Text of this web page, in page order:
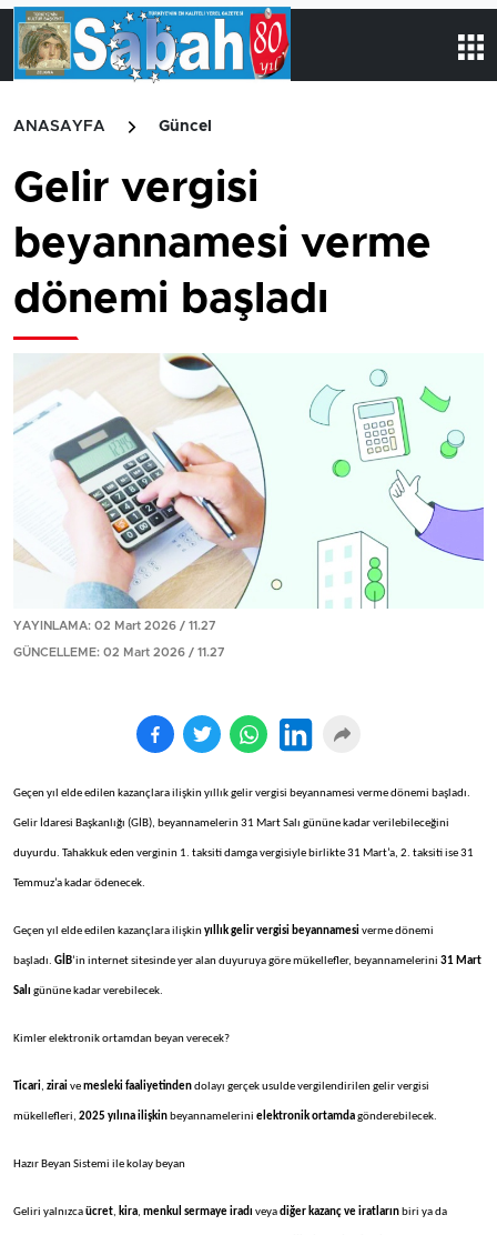
ANASAYFA Güncel
Gelir vergisi
beyannamesi verme
dönemi başladı
YAYINLAMA: 02 Mart 2026 / 11.27
GÜNCELLEME: 02 Mart 2026 / 11.27
Geçen yıl elde edilen kazançlara ilişkin yıllık gelir vergisi beyannamesi verme dönemi başladı.
Gelir İdaresi Başkanlığı (GİB), beyannamelerin 31 Mart Salı gününe kadar verilebileceğini
duyurdu. Tahakkuk eden verginin 1. taksiti damga vergisiyle birlikte 31 Mart’a, 2. taksiti ise 31
Temmuz’a kadar ödenecek.
Geçen yıl elde edilen kazançlara ilişkinyıllık gelir vergisi beyannamesi verme dönemi
başladı. GİB’in internet sitesinde yer alan duyuruya göre mükellefler, beyannamelerini 31 Mart
Salı gününe kadar verebilecek.
Kimler elektronik ortamdan beyan verecek?
Ticari, zirai vemesleki faaliyetindendolayı gerçek usulde vergilendirilen gelir vergisi
mükellefleri, 2025 yılına ilişkinbeyannamelerini elektronik ortamdagönderebilecek.
Hazır Beyan Sistemi ile kolay beyan
Geliri yalnızcaücret, kira, menkul sermaye iradı veyadiğer kazanç ve iratlarınbiri ya da